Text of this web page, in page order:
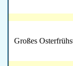
Großes